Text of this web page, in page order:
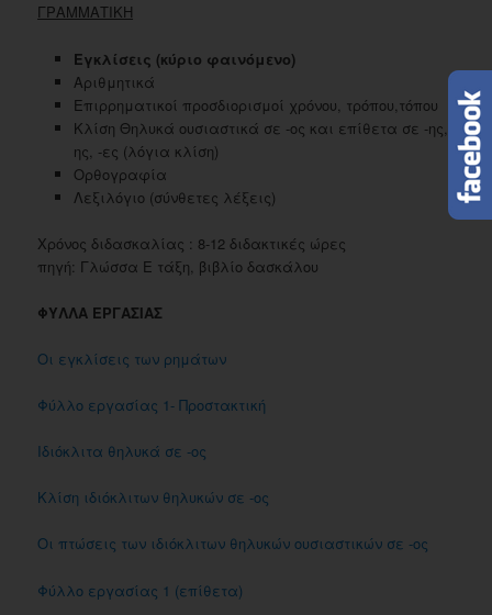
ΓΡΑΜΜΑΤΙΚΗ
Εγκλίσεις (κύριο φαινόμενο)
Αριθμητικά
Επιρρηματικοί προσδιορισμοί χρόνου, τρόπου,τόπου
Κλίση Θηλυκά ουσιαστικά σε -ος και επίθετα σε -ης,-
ης, -ες (λόγια κλίση)
Ορθογραφία
Λεξιλόγιο (σύνθετες λέξεις)
Χρόνος διδασκαλίας : 8-12 διδακτικές ώρες
πηγή: Γλώσσα Ε τάξη, βιβλίο δασκάλου
ΦΥΛΛΑ ΕΡΓΑΣΙΑΣ
Οι εγκλίσεις των ρημάτων
Φύλλο εργασίας 1- Προστακτική
Ιδιόκλιτα θηλυκά σε -ος
Κλίση ιδιόκλιτων θηλυκών σε -ος
Οι πτώσεις των ιδιόκλιτων θηλυκών ουσιαστικών σε -ος
Φύλλο εργασίας 1 (επίθετα)